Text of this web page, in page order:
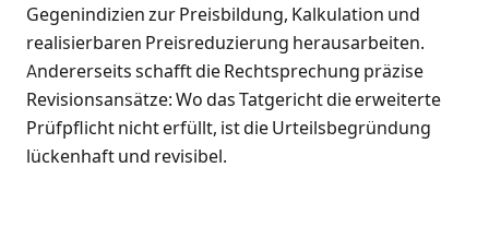
Gegenindizien zur Preisbildung, Kalkulation und
realisierbaren Preisreduzierung herausarbeiten.
Andererseits schafft die Rechtsprechung präzise
Revisionsansätze: Wo das Tatgericht die erweiterte
Prüfpflicht nicht erfüllt, ist die Urteilsbegründung
lückenhaft und revisibel.